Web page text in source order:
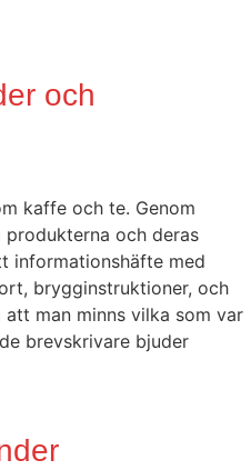
och
kaffe och te. Genom
och deras
informationshäfte med
brygginstruktioner, och
man minns vilka som var
brevskrivare bjuder